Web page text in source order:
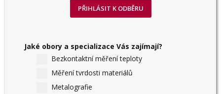
PŘIHLÁSIT K ODBĚRU
Jaké obory a specializace Vás zajímají?
Bezkontaktní měření teploty
Měření tvrdosti materiálů
Metalografie